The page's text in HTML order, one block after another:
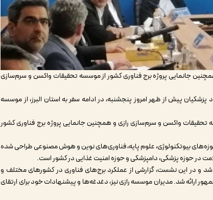
جانمایی پروژه برج فناوری کشور از موسسه تحقیقات واکسن و سرم‌سازی
پیش از ظهر امروز پنجشنبه، در ادامه سفر به استان البرز، از موسسه
واکسن و سرم‌سازی رازی و همچنین جانمایی پروژه برج فناوری کشور
بیوتکنولوژی، علوم پایه، فناوری‌های نوین و هوش مصنوعی طراحی شده
در حوزه پزشکی، دامپزشکی و حوزه امنیت غذایی در کشور است.
شد و در این نشست، گزارشی از عملکرد برج‌های فناوری در کشورهای مختلف و
ارائه شد. مدیران موسسه رازی نیز، دغدغه‌ها و پیشنهادات خود برای ارتقای